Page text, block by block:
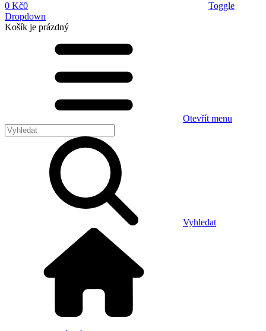
0 Kč0
Toggle
Dropdown
Košík je prázdný
Otevřít menu
Vyhledat